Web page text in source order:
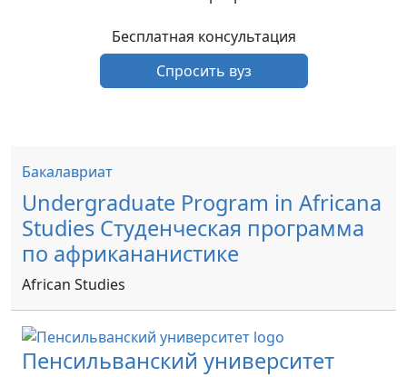
Бесплатная консультация
Спросить вуз
Бакалавриат
Undergraduate Program in Africana
Studies Студенческая программа
по африкананистике
African Studies
Пенсильванский университет